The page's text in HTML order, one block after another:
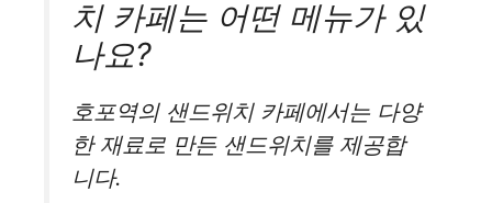
치 카페는 어떤 메뉴가 있
나요?
호포역의 샌드위치 카페에서는 다양
한 재료로 만든 샌드위치를 제공합
니다.